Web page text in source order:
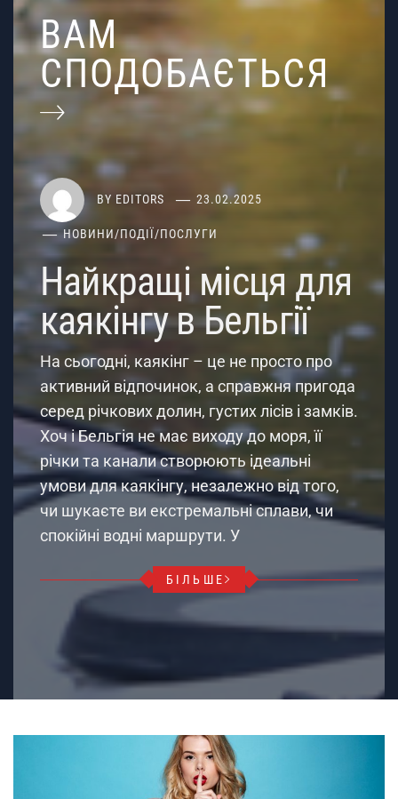
ВАМ
СПОДОБАЄТЬСЯ
BY EDITORS 23.02.2025
НОВИНИ/ПОДІЇ/ПОСЛУГИ
Найкращі місця для
каякінгу в Бельгії
На сьогодні, каякінг – це не просто про
активний відпочинок, а справжня пригода
серед річкових долин, густих лісів і замків.
Хоч і Бельгія не має виходу до моря, її
річки та канали створюють ідеальні
умови для каякінгу, незалежно від того,
чи шукаєте ви екстремальні сплави, чи
спокійні водні маршрути. У
БІЛЬШЕ